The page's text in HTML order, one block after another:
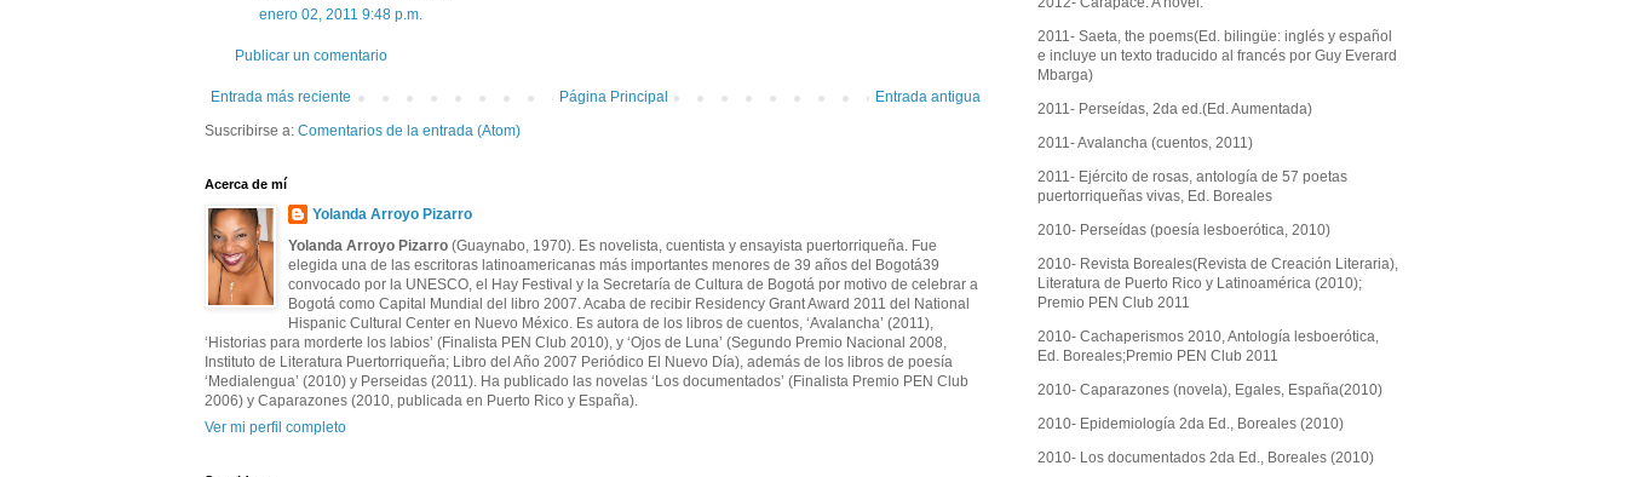
enero 02, 2011 9:48 p.m.
Publicar un comentario
Entrada más reciente Entrada antigua
Página Principal
Suscribirse a: Comentarios de la entrada (Atom)
Acerca de mí
Yolanda Arroyo Pizarro
Yolanda Arroyo Pizarro (Guaynabo, 1970). Es novelista, cuentista y ensayista puertorriqueña. Fue
elegida una de las escritoras latinoamericanas más importantes menores de 39 años del Bogotá39
convocado por la UNESCO, el Hay Festival y la Secretaría de Cultura de Bogotá por motivo de celebrar a
Bogotá como Capital Mundial del libro 2007. Acaba de recibir Residency Grant Award 2011 del National
Hispanic Cultural Center en Nuevo México. Es autora de los libros de cuentos, ‘Avalancha’ (2011),
‘Historias para morderte los labios’ (Finalista PEN Club 2010), y ‘Ojos de Luna’ (Segundo Premio Nacional 2008,
Instituto de Literatura Puertorriqueña; Libro del Año 2007 Periódico El Nuevo Día), además de los libros de poesía
‘Medialengua’ (2010) y Perseidas (2011). Ha publicado las novelas ‘Los documentados’ (Finalista Premio PEN Club
2006) y Caparazones (2010, publicada en Puerto Rico y España).
Ver mi perfil completo
2011- Saeta, the poems(Ed. bilingüe: inglés y español
e incluye un texto traducido al francés por Guy Everard
Mbarga)
2011- Perseídas, 2da ed.(Ed. Aumentada)
2011- Avalancha (cuentos, 2011)
2011- Ejército de rosas, antología de 57 poetas
puertorriqueñas vivas, Ed. Boreales
2010- Perseídas (poesía lesboerótica, 2010)
2010- Revista Boreales(Revista de Creación Literaria),
Literatura de Puerto Rico y Latinoamérica (2010);
Premio PEN Club 2011
2010- Cachaperismos 2010, Antología lesboerótica,
Ed. Boreales;Premio PEN Club 2011
2010- Caparazones (novela), Egales, España(2010)
2010- Epidemiología 2da Ed., Boreales (2010)
2010- Los documentados 2da Ed., Boreales (2010)